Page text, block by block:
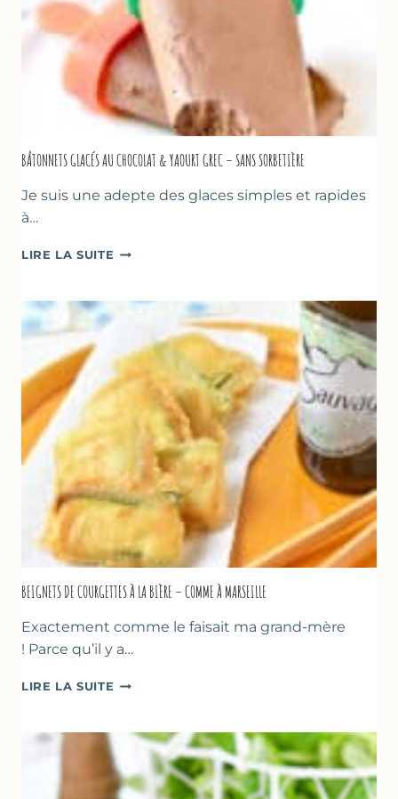
BÂTONNETS GLACÉS AU CHOCOLAT & YAOURT GREC – SANS SORBETIÈRE
Je suis une adepte des glaces simples et rapides
à…
LIRE LA SUITE BÂTONNETS
CHOCOLAT
YAOURT
GREC
–
SANS
SORBETIÈRE
BEIGNETS DE COURGETTES À LA BIÈRE – COMME À MARSEILLE
Exactement comme le faisait ma grand-mère
! Parce qu’il y a…
LIRE LA SUITE BEIGNETS
LA
BIÈRE
–